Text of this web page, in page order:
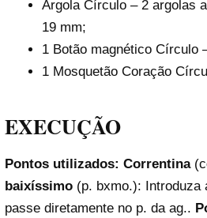
Argola Círculo – 2 argolas
19 mm;
1 Botão magnético Círculo
1 Mosquetão Coração
EXECUÇÃO
Pontos utilizados: Correntina
baixíssimo (p. bxmo.): Introduza
passe diretamente no p. da ag..